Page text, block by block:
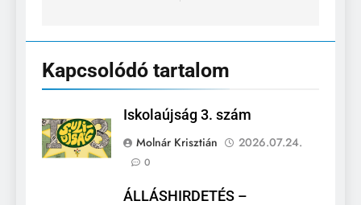
Kapcsolódó tartalom
Iskolaújság 3. szám
Molnár Krisztián
2026.07.24.
0
ÁLLÁSHIRDETÉS –